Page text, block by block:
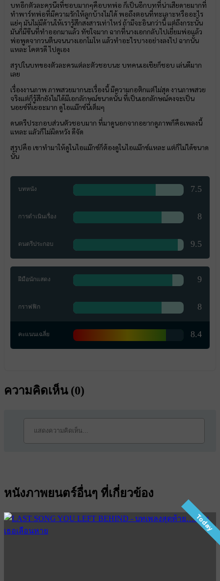
บทอีกตัวละครนึงที่ชอบมากๆคือบทพ่อ ก็เป็นอีกบทที่น่าเสียดายมากที่
ทำพาร์ทพ่อที่มีความรักให้ลูกบ้างไม่ได้ พอถึงตอนที่ทะเลาะหรืออะไร
แย่ๆ มันไม่มีด้านให้เรารู้สึกสงสารเท่าไหร่ ถ้ามีจะอินกว่านี้ แต่ถึงกระนั้น
มันก็มีซีนที่ทำออกมาแล้ว ทัชใจมาก ฉากที่นางเอกกลับไปเยี่ยมพ่อแล้ว
พ่อพูดจากวนตีนจนนางเอกโมโห แล้วทำอะไรบางอย่างลงไป ฉากนั้น
แหละ โคตรดี ไปดูเอง
สรุปในบทของตัวละครแต่ละตัวชอบนะ บทคนเอเชียก็ชอบ เล่นดีมาก
เลย
เรื่องงานภาพ ภาพสวยมากนะเรื่องนี้ มีความกอติกแต่ไม่สุด งานภาพสวย
จริงแต่ก็รู้สึกยังไม่ได้มีเอกลักษณ์ขนาดนั้น ที่เป็นเอกลักษณ์คงจะเป็น
นอยซ์ที่เยอะมาก ดูไอแม๊กซ์นี่เต็มๆ
ดนตรีประกอบส่วนตัวชอบมาก ที่มาดูนอกจากอยากดูภาพก็คือเพลงนี้
แหละ แลัวก็ไม่ผิดหวัง ดีจัด
สรุปคือ เขาทำมาให้ดูในไอแม๊กซ์ก็ต้องดูในไอแม๊กซ์แหละ แต่ก็ไม่ได้ขนาด
นั้น
บทหนัง 7.5
การดำเนินเรื่อง 8
ดนตรีประกอบ 9.5
ฝีมือนักแสดง 9
กราฟฟิก 8
คะแนนเฉลี่ย 8.4
ความคิดเห็น (0)
หนังภาพยนตร์อื่นๆ ที่เกี่ยวข้อง
Today